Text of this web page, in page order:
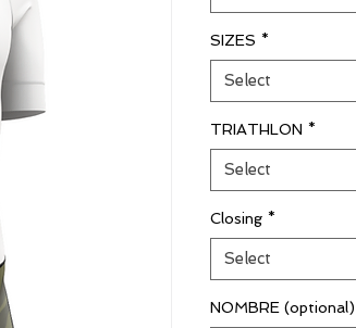
SIZES *
Select
TRIATHLON *
Select
Closing *
Select
NOMBRE (optional)